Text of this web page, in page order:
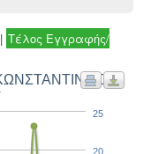
| Τέλος Εγγραφής/
20
25